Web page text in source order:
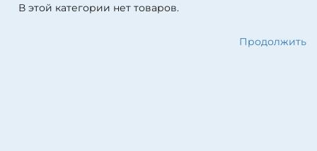
В этой категории нет товаров.
Продолжить